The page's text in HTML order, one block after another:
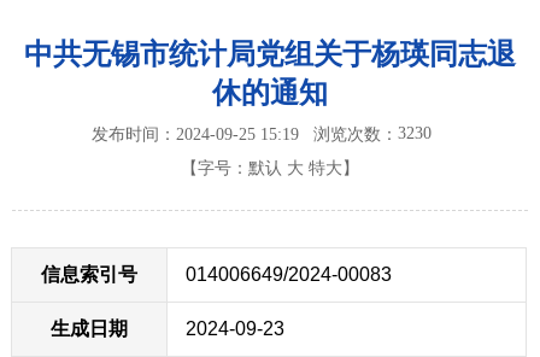
中共无锡市统计局党组关于杨瑛同志退
休的通知
发布时间：2024-09-25 15:19浏览次数：3230
【字号： 默认 大 特大 】
信息索引号 014006649/2024-00083
生成日期 2024-09-23